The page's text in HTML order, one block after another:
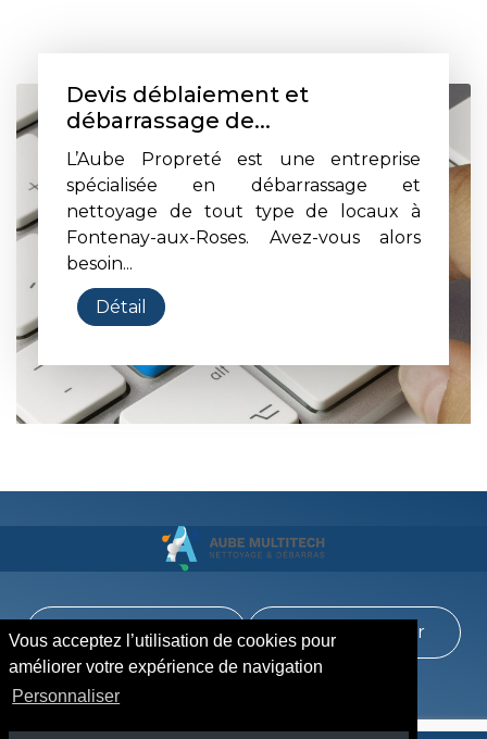
Vous acceptez l’utilisation de cookies pour
améliorer votre expérience de navigation
Personnaliser
Devis déblaiement et
débarrassage de...
L’Aube Propreté est une entreprise
spécialisée en débarrassage et
nettoyage de tout type de locaux à
Fontenay-aux-Roses. Avez-vous alors
besoin...
Détail
01 85 53 74 00 Nous localiser
Zones desservies